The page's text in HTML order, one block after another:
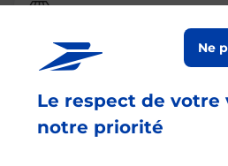
Le respect de votre
notre priorité
Ne
Relais Pickup
CONSIGNE BUT
jusqu'à
1 RUE VICTOR
50300 ST SENIER SOUS